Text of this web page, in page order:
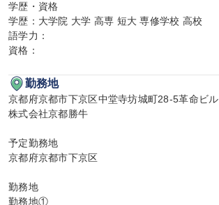
学歴・資格
学歴：大学院 大学 高専 短大 専修学校 高校
語学力：
資格：
勤務地
京都府京都市下京区中堂寺坊城町28-5革命ビル
株式会社京都勝牛
予定勤務地
京都府京都市下京区
勤務地
勤務地①